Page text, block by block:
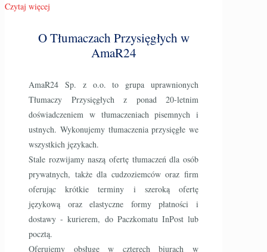
Czytaj więcej
O Tłumaczach Przysięgłych w
AmaR24
AmaR24 Sp. z o.o. to grupa uprawnionych
Tłumaczy Przysięgłych z ponad 20-letnim
doświadczeniem w tłumaczeniach pisemnych i
ustnych. Wykonujemy tłumaczenia przysięgłe we
wszystkich językach.
Stale rozwijamy naszą ofertę tłumaczeń dla osób
prywatnych, także dla cudzoziemców oraz firm
oferując krótkie terminy i szeroką ofertę
językową oraz elastyczne formy płatności i
dostawy - kurierem, do Paczkomatu InPost lub
pocztą.
Oferujemy obsługę w czterech biurach w